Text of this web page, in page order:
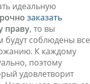
идеальную
заказать
праву, то вы
будут соблюдены все
К каждому
поэтому
удовлетворит